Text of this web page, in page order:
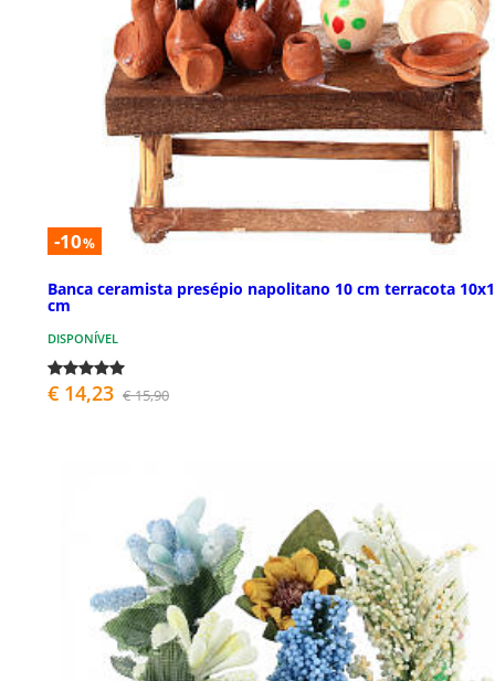
-10%
Banca ceramista presépio napolitano 10 cm terracota
cm
DISPONÍVEL
€ 14,23 € 15,90